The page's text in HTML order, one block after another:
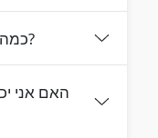
כמה שאלות אני יכול ליצור בבת אחת?
האם אני